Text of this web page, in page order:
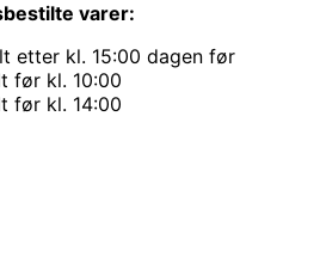
varer:
etter kl. 15:00 dagen før
før kl. 10:00
før kl. 14:00